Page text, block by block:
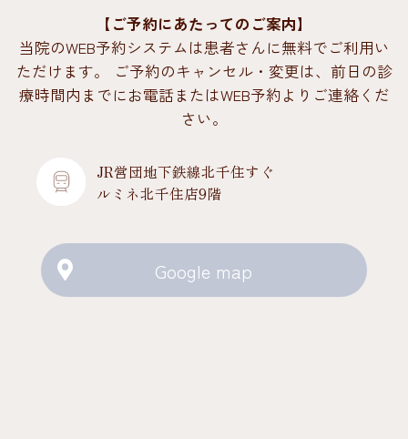
【ご予約にあたってのご案内】
当院のWEB予約システムは患者さんに無料でご利用い
ただけます。 ご予約のキャンセル・変更は、前日の診
療時間内までにお電話またはWEB予約よりご連絡くだ
さい。
JR営団地下鉄線北千住すぐ
ルミネ北千住店9階
Google map